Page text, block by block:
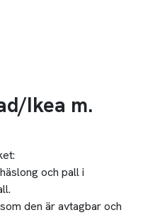
Ikea m.
och pall i
den är avtagbar och